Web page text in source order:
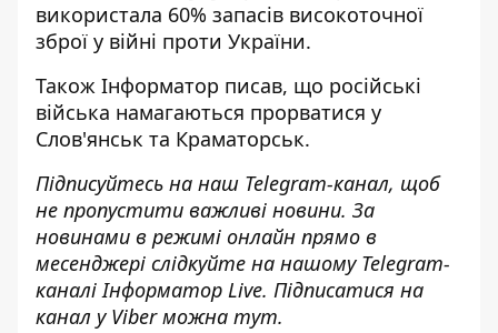
використала 60% запасів високоточної
зброї у війні проти України.
Також Інформатор писав, що російські
війська намагаються прорватися у
Слов'янськ та Краматорськ.
Підписуйтесь на наш Telegram-канал, щоб
не пропустити важливі новини. За
новинами в режимі онлайн прямо в
месенджері слідкуйте на нашому Telegram-
каналіІнформатор Live. Підписатися на
канал у Viber можна тут.